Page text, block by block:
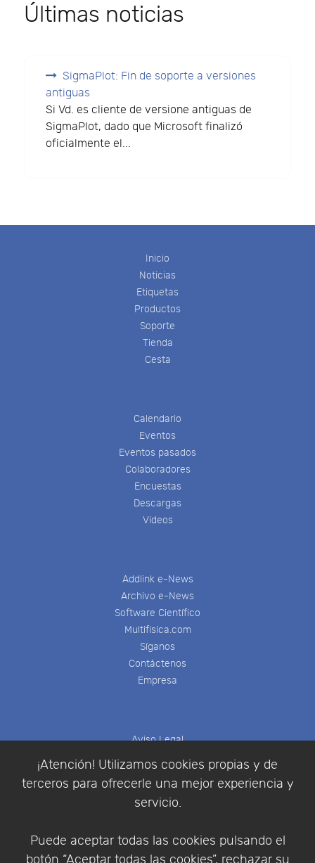
¡Atención! Utilizamos cookies propias y de
terceros para ofrecerle una mejor experiencia y
servicio.
Puede aceptar todas las cookies pulsando el
botón “Aceptar todas las cookies”, rechazar su
Últimas noticias
SigmaPlot: Fin de soporte a versiones
antiguas
Si Vd. es cliente de versione antiguas de
SigmaPlot, dado que Microsoft finalizó
oficialmente el...
Inicio
Noticias
Etiquetas
Productos
Soporte
Tienda
Cesta
Calendario
Eventos
Eventos pasados
Colaboradores
Encuestas
Descargas
Videos
Addlink e-News
Archivo e-News
Software Científico
Multifisica.com
Síganos
Contáctenos
Empresa
Aviso Legal
Condiciones de compra
Identificarse